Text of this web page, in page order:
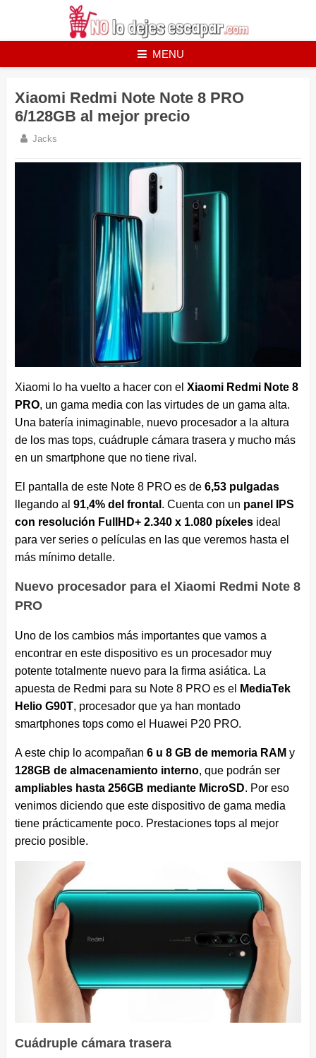
MENU
Xiaomi Redmi Note Note 8 PRO
6/128GB al mejor precio
Jacks
Xiaomi lo ha vuelto a hacer con el Xiaomi Redmi Note 8
PRO, un gama media con las virtudes de un gama alta.
Una batería inimaginable, nuevo procesador a la altura
de los mas tops, cuádruple cámara trasera y mucho más
en un smartphone que no tiene rival.
El pantalla de este Note 8 PRO es de 6,53 pulgadas
llegando al 91,4% del frontal . Cuenta con un panel IPS
con resolución FullHD+ 2.340 x 1.080 píxelesideal
para ver series o películas en las que veremos hasta el
más mínimo detalle.
Nuevo procesador para el Xiaomi Redmi Note 8
PRO
Uno de los cambios más importantes que vamos a
encontrar en este dispositivo es un procesador muy
potente totalmente nuevo para la firma asiática. La
apuesta de Redmi para su Note 8 PRO es el
MediaTek
Helio G90T, procesador que ya han montado
smartphones tops como el Huawei P20 PRO.
A este chip lo acompañan 6 u 8 GB de memoria RAM y
128GB de almacenamiento interno, que podrán ser
ampliables hasta 256GB mediante MicroSD. Por eso
venimos diciendo que este dispositivo de gama media
tiene prácticamente poco. Prestaciones tops al mejor
precio posible.
Cuádruple cámara trasera